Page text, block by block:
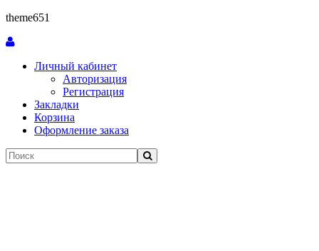
theme651
Личный кабинет
Авторизация
Регистрация
Закладки
Корзина
Оформление заказа